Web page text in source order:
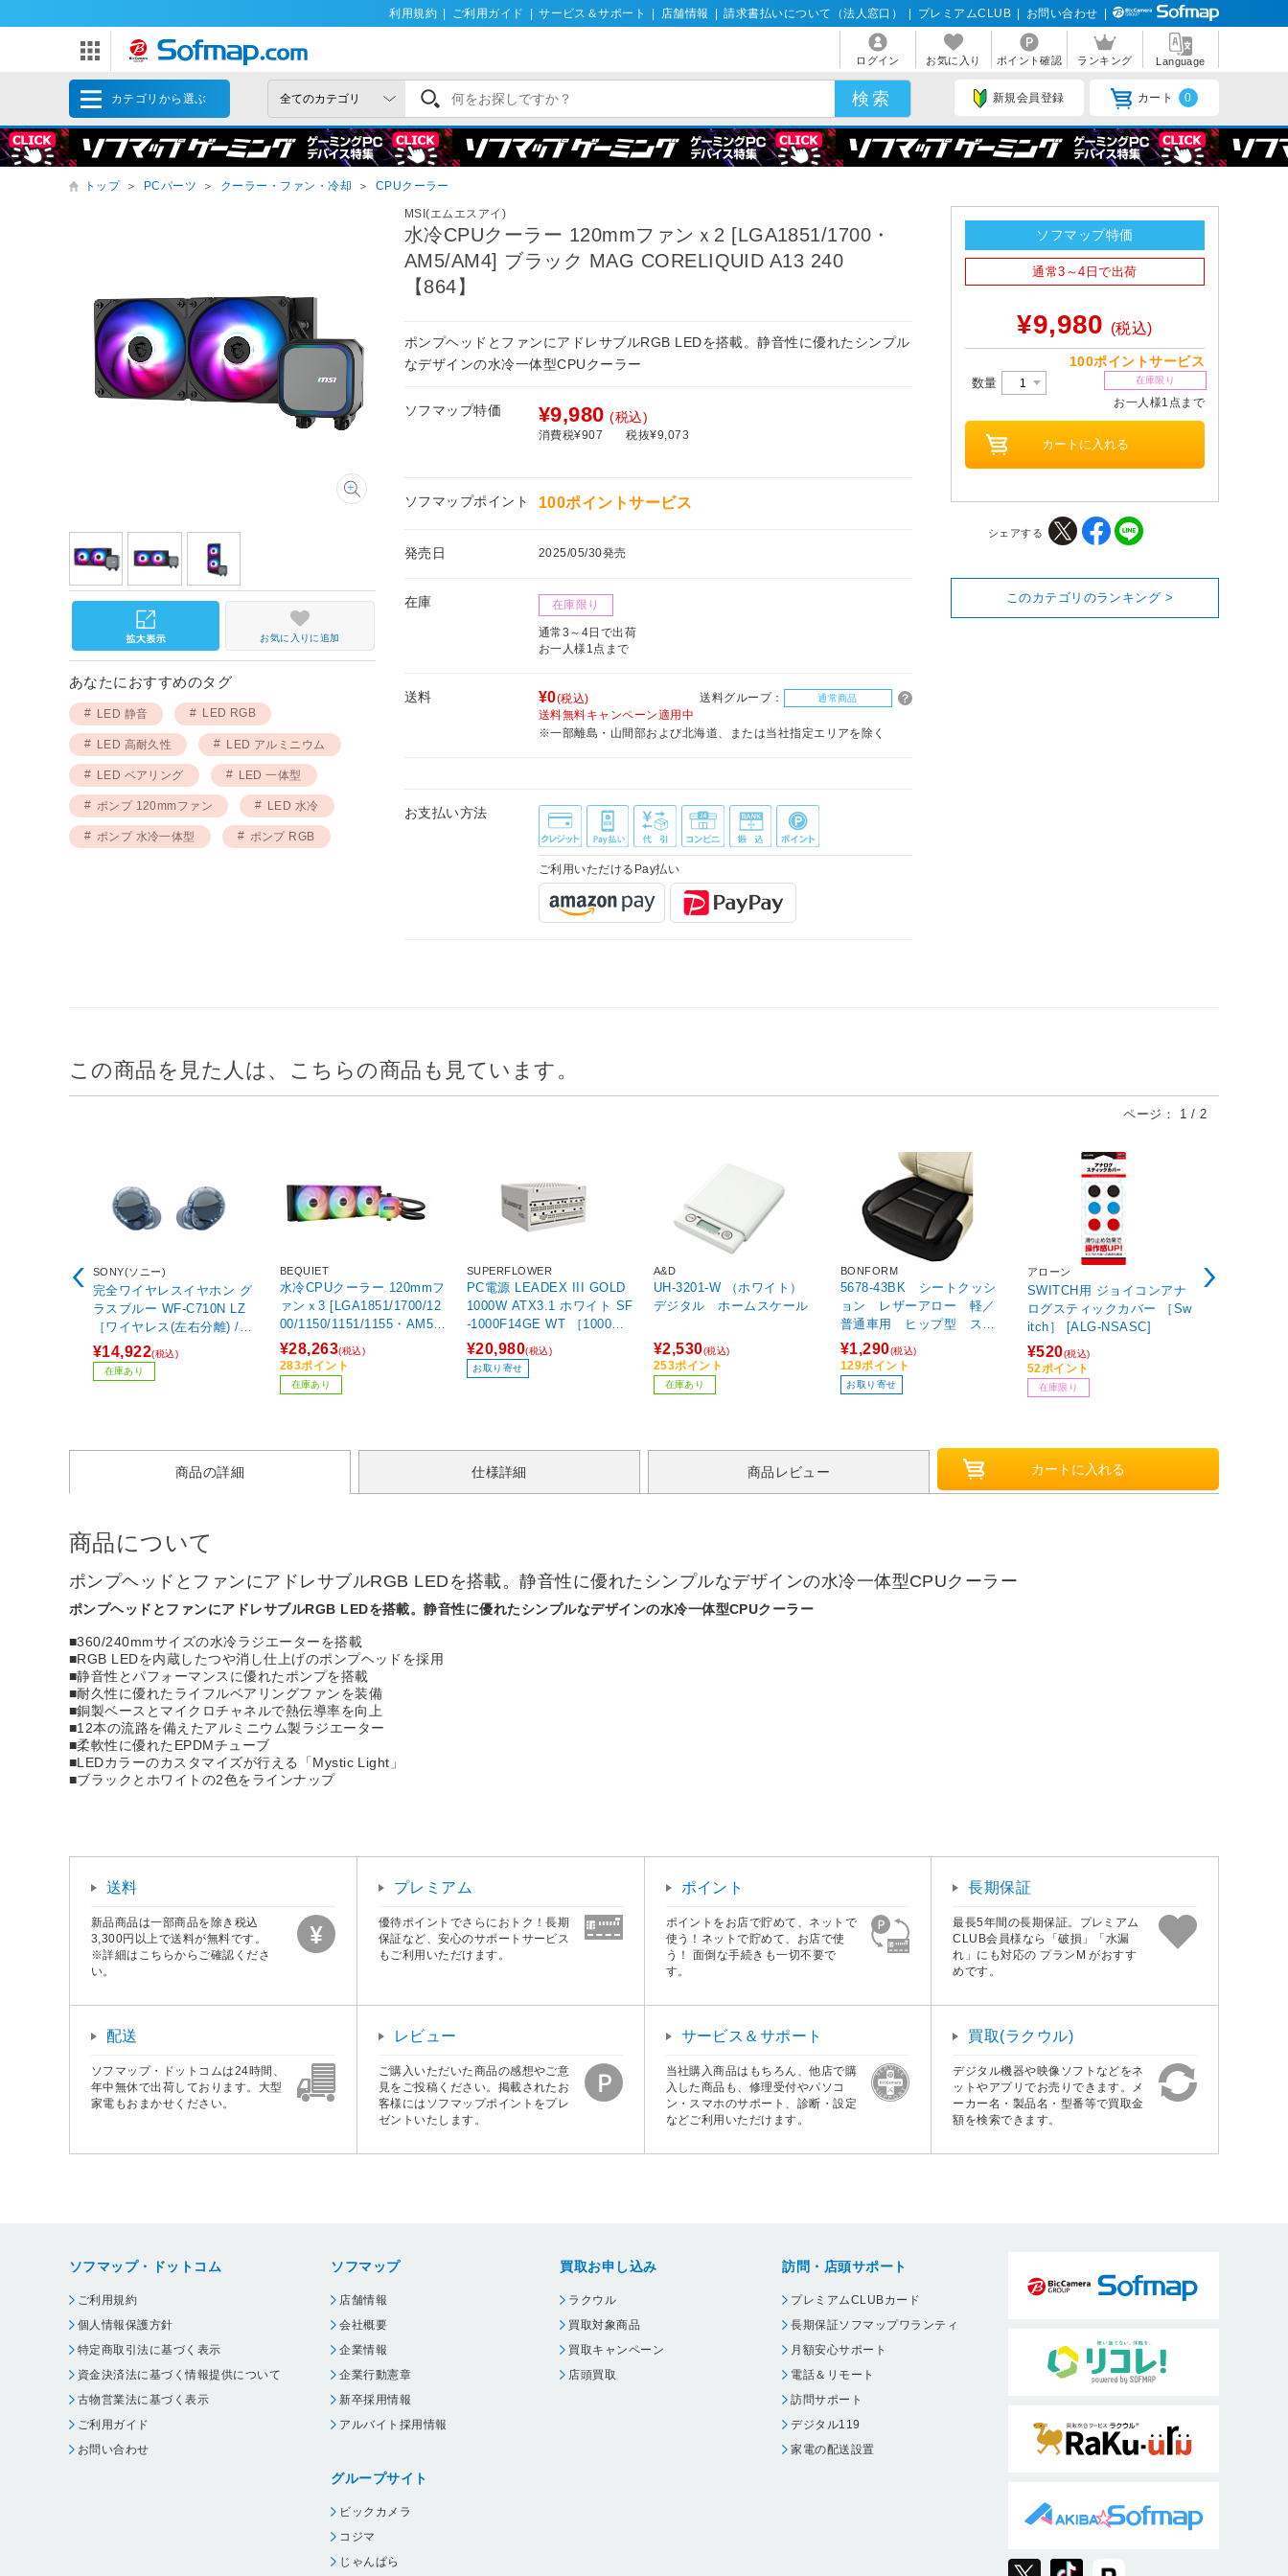
利用規約 ご利用ガイド サービス＆サポート 店舗情報 請求書払いについて（法人窓口） プレミアムCLUB お問い合わせ
ログイン お気に入り ポイント確認 ランキング Language
カテゴリから選ぶ 新規会員登録 カート 0
トップ ＞ PCパーツ ＞ クーラー・ファン・冷却 ＞ CPUクーラー
MSI(エムエスアイ)
水冷CPUクーラー 120mmファンｘ2 [LGA1851/1700・
AM5/AM4] ブラック MAG CORELIQUID A13 240
【864】
ポンプヘッドとファンにアドレサブルRGB LEDを搭載。静音性に優れたシンプル
なデザインの水冷一体型CPUクーラー
ソフマップ特価 ¥9,980 (税込)
消費税¥907 税抜¥9,073
ソフマップポイント 100ポイントサービス
発売日 2025/05/30発売
在庫 在庫限り
通常3～4日で出荷
お一人様1点まで
送料 ¥0(税込) 送料グループ： 通常商品
送料無料キャンペーン適用中
※一部離島・山間部および北海道、または当社指定エリアを除く
お支払い方法
ご利用いただけるPay払い
お気に入りに追加
あなたにおすすめのタグ
LED 静音 LED RGB
LED 高耐久性 LED アルミニウム
LED ベアリング LED 一体型
ポンプ 120mmファン LED 水冷
ポンプ 水冷一体型 ポンプ RGB
ソフマップ特価
通常3～4日で出荷
¥9,980 (税込)
100ポイントサービス
数量 在庫限り
お一人様1点まで
シェアする
このカテゴリのランキング >
この商品を見た人は、こちらの商品も見ています。
ページ： 1 / 2
SONY(ソニー)
完全ワイヤレスイヤホン グ
ラスブルー WF-C710N LZ
［ワイヤレス(左右分離) /ノ
イズキャンセリング対応 /Bl
uetooth対応］
¥14,922(税込)
在庫あり
BEQUIET
水冷CPUクーラー 120mmフ
ァンｘ3 [LGA1851/1700/12
00/1150/1151/1155・AM5/A
M4] LIGHT LOOP 360mm
ブラック BW022
¥28,263(税込)
283ポイント
在庫あり
SUPERFLOWER
PC電源 LEADEX III GOLD
1000W ATX3.1 ホワイト SF
-1000F14GE WT ［1000W /
ATX /Cybenetics Platinum /
80PLUS Gold］
¥20,980(税込)
お取り寄せ
A&D
UH-3201-W （ホワイト）
デジタル ホームスケール
¥2,530(税込)
253ポイント
在庫あり
BONFORM
5678-43BK シートクッシ
ョン レザーアロー 軽／
普通車用 ヒップ型 スカ
ート型ストッパー付き パ
ンチングレザー サイズ：4
5×45×2cm カラー：ブラッ
ク
¥1,290(税込)
129ポイント
お取り寄せ
アローン
SWITCH用 ジョイコンアナ
ログスティックカバー ［Sw
itch］ [ALG-NSASC]
¥520(税込)
52ポイント
在庫限り
商品の詳細 仕様詳細 商品レビュー
商品について
ポンプヘッドとファンにアドレサブルRGB LEDを搭載。静音性に優れたシンプルなデザインの水冷一体型CPUクーラー
ポンプヘッドとファンにアドレサブルRGB LEDを搭載。静音性に優れたシンプルなデザインの水冷一体型CPUクーラー
■360/240mmサイズの水冷ラジエーターを搭載
■RGB LEDを内蔵したつや消し仕上げのポンプヘッドを採用
■静音性とパフォーマンスに優れたポンプを搭載
■耐久性に優れたライフルベアリングファンを装備
■銅製ベースとマイクロチャネルで熱伝導率を向上
■12本の流路を備えたアルミニウム製ラジエーター
■柔軟性に優れたEPDMチューブ
■LEDカラーのカスタマイズが行える「Mystic Light」
■ブラックとホワイトの2色をラインナップ
送料
新品商品は一部商品を除き税込
3,300円以上で送料が無料です。
※詳細はこちらからご確認くださ
い。
プレミアム
優待ポイントでさらにおトク！長期
保証など、安心のサポートサービス
もご利用いただけます。
ポイント
ポイントをお店で貯めて、ネットで
使う！ネットで貯めて、お店で使
う！ 面倒な手続きも一切不要で
す。
長期保証
最長5年間の長期保証。プレミアム
CLUB会員様なら「破損」「水漏
れ」にも対応の プランM がおすす
めです。
配送
ソフマップ・ドットコムは24時間、
年中無休で出荷しております。大型
家電もおまかせください。
レビュー
ご購入いただいた商品の感想やご意
見をご投稿ください。掲載されたお
客様にはソフマップポイントをプレ
ゼントいたします。
サービス＆サポート
当社購入商品はもちろん、他店で購
入した商品も、修理受付やパソコ
ン・スマホのサポート、診断・設定
などご利用いただけます。
買取(ラクウル)
デジタル機器や映像ソフトなどをネ
ットやアプリでお売りできます。メ
ーカー名・製品名・型番等で買取金
額を検索できます。
ソフマップ・ドットコム
ご利用規約
個人情報保護方針
特定商取引法に基づく表示
資金決済法に基づく情報提供について
古物営業法に基づく表示
ご利用ガイド
お問い合わせ
ソフマップ
店舗情報
会社概要
企業情報
企業行動憲章
新卒採用情報
アルバイト採用情報
グループサイト
ビックカメラ
コジマ
じゃんぱら
買取お申し込み
ラクウル
買取対象商品
買取キャンペーン
店頭買取
訪問・店頭サポート
プレミアムCLUBカード
長期保証ソフマップワランティ
月額安心サポート
電話＆リモート
訪問サポート
デジタル119
家電の配送設置